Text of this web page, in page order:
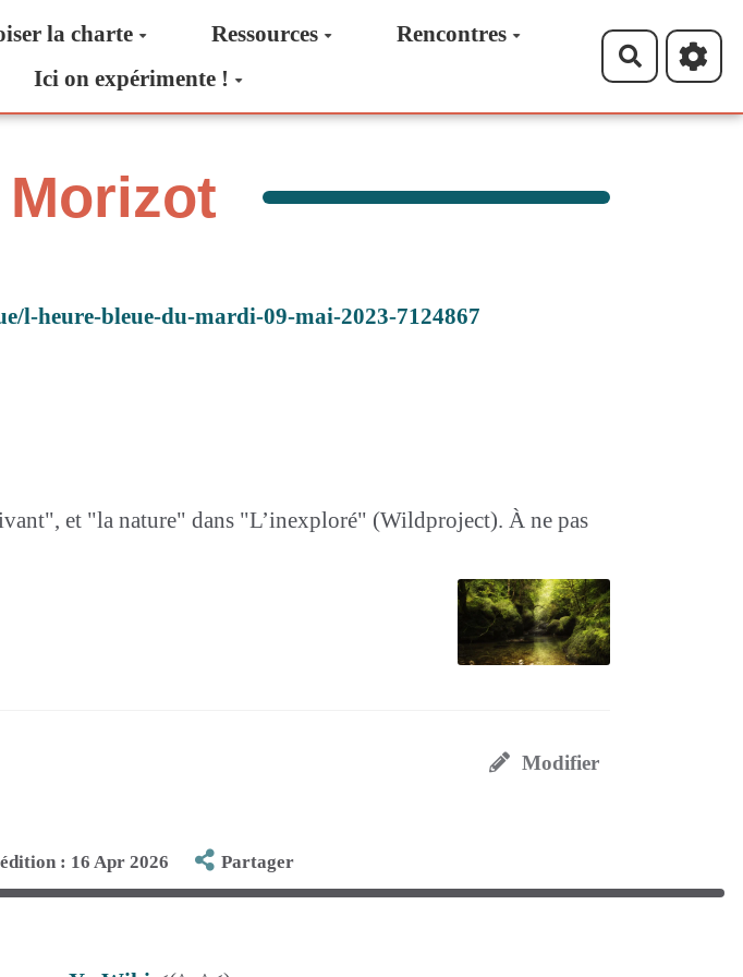
la charte Ressources
Rencontres
Ici on expérimente !
l-heure-bleue-du-mardi-09-mai-2023-7124867
et "la nature" dans "L’inexploré" (Wildproject). À ne pas
Modifier
: 16 Apr 2026 Partager